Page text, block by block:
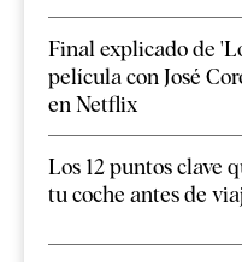
Final explicado de
película con José
en Netflix
Los 12 puntos clave
tu coche antes de